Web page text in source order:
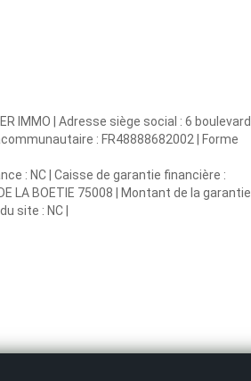
IMMO | Adresse siège social : 6 boulevard
: FR48888682002 | Forme
: NC | Caisse de garantie financière :
LA BOETIE 75008 | Montant de la garantie
site : NC |